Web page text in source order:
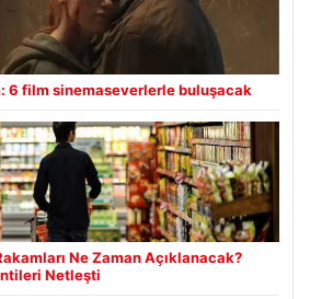
6 film sinemaseverlerle buluşacak
Ne Zaman Açıklanacak?
Netleşti